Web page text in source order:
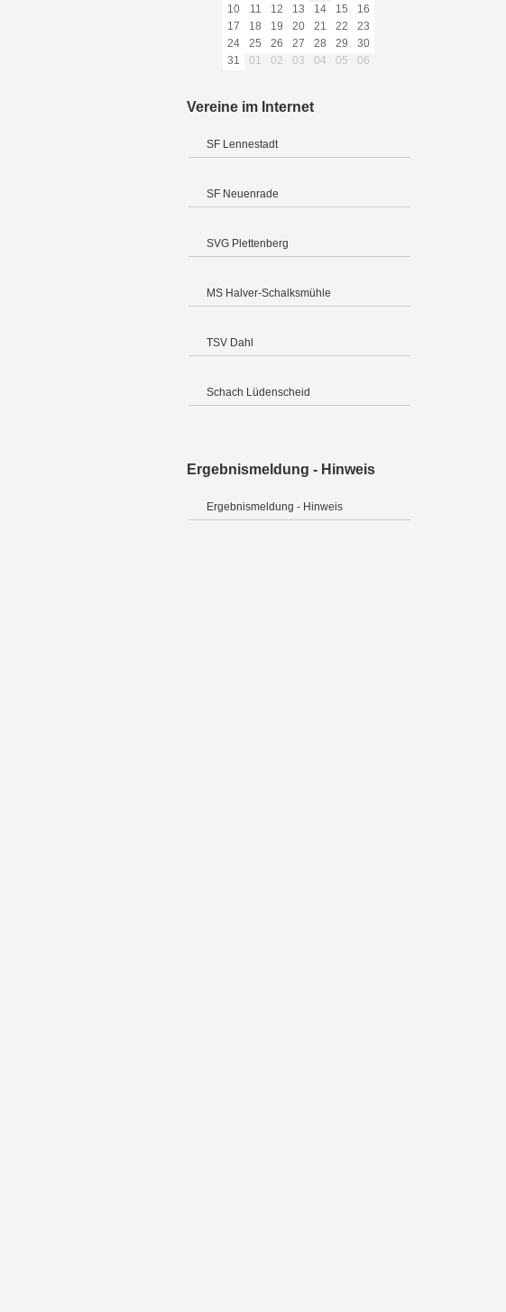
10
11 12 13 14 15
16
17
18 19 20 21 22
23
24
25 26 27 28 29
30
31
01 02 03 04 05 06
Vereine im Internet
SF Lennestadt
SF Neuenrade
SVG Plettenberg
MS Halver-Schalksmühle
TSV Dahl
Schach Lüdenscheid
Ergebnismeldung - Hinweis
Ergebnismeldung - Hinweis